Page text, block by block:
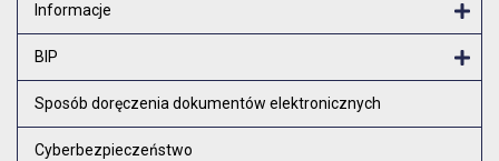
Informacje
BIP
Sposób doręczenia dokumentów elektronicznych
Cyberbezpieczeństwo